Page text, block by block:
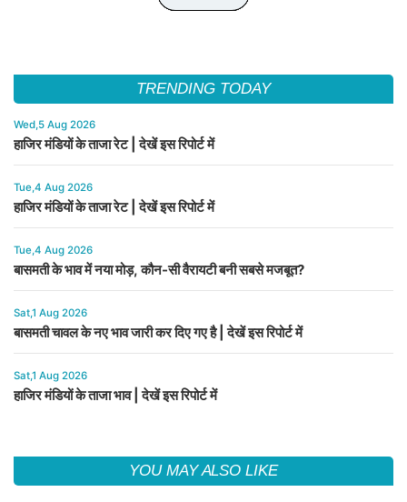
TRENDING TODAY
Wed,5 Aug 2026
हाजिर मंडियों के ताजा रेट | देखें इस रिपोर्ट में
Tue,4 Aug 2026
हाजिर मंडियों के ताजा रेट | देखें इस रिपोर्ट में
Tue,4 Aug 2026
बासमती के भाव में नया मोड़, कौन-सी वैरायटी बनी सबसे मजबूत?
Sat,1 Aug 2026
बासमती चावल के नए भाव जारी कर दिए गए है | देखें इस रिपोर्ट में
Sat,1 Aug 2026
हाजिर मंडियों के ताजा भाव | देखें इस रिपोर्ट में
YOU MAY ALSO LIKE